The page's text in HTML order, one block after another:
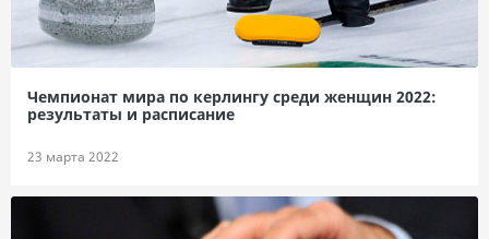
Чемпионат мира по керлингу среди женщин 2022:
результаты и расписание
23 марта 2022